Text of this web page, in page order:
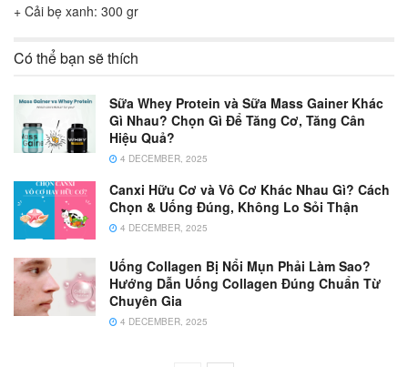
+ Cải bẹ xanh: 300 gr
Có thể bạn sẽ thích
Sữa Whey Protein và Sữa Mass Gainer Khác
Gì Nhau? Chọn Gì Để Tăng Cơ, Tăng Cân
Hiệu Quả?
4 DECEMBER, 2025
Canxi Hữu Cơ và Vô Cơ Khác Nhau Gì? Cách
Chọn & Uống Đúng, Không Lo Sỏi Thận
4 DECEMBER, 2025
Uống Collagen Bị Nổi Mụn Phải Làm Sao?
Hướng Dẫn Uống Collagen Đúng Chuẩn Từ
Chuyên Gia
4 DECEMBER, 2025